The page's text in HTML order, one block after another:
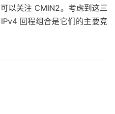
以关注 CMIN2。考虑到这三
回程组合是它们的主要竞